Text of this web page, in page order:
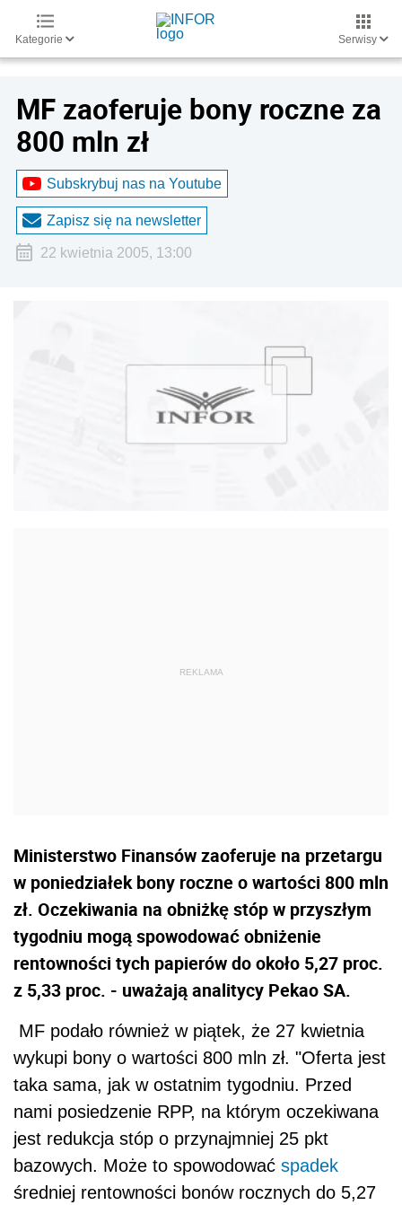
Kategorie Serwisy
MF zaoferuje bony roczne za
800 mln zł
Subskrybuj nas na Youtube
Zapisz się na newsletter
22 kwietnia 2005, 13:00
Ministerstwo Finansów zaoferuje na przetargu
w poniedziałek bony roczne o wartości 800 mln
zł. Oczekiwania na obniżkę stóp w przyszłym
tygodniu mogą spowodować obniżenie
rentowności tych papierów do około 5,27 proc.
z 5,33 proc. - uważają analitycy Pekao SA.
MF podało również w piątek, że 27 kwietnia
wykupi bony o wartości 800 mln zł. "Oferta jest
taka sama, jak w ostatnim tygodniu. Przed
nami posiedzenie RPP, na którym oczekiwana
jest redukcja stóp o przynajmniej 25 pkt
bazowych. Może to spowodować spadek
średniej rentowności bonów rocznych do 5,27